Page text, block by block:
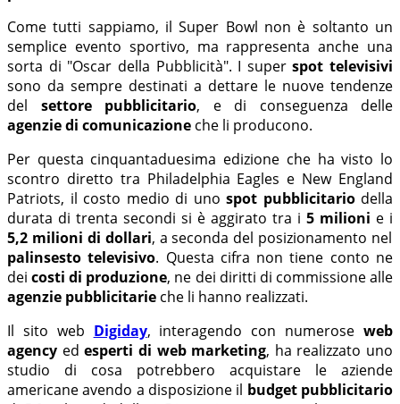
Come tutti sappiamo, il Super Bowl non è soltanto un
semplice evento sportivo, ma rappresenta anche una
sorta di "Oscar della Pubblicità". I superspot televisivi
sono da sempre destinati a dettare le nuove tendenze
del settore pubblicitario, e di conseguenza delle
agenzie di comunicazione che li producono.
Per questa cinquantaduesima edizione che ha visto lo
scontro diretto tra Philadelphia Eagles e New England
Patriots, il costo medio di uno spot pubblicitariodella
durata di trenta secondi si è aggirato tra i 5 milioni e i
5,2 milioni di dollari, a seconda del posizionamento nel
palinsesto televisivo. Questa cifra non tiene conto ne
deicosti di produzione, ne dei diritti di commissione alle
agenzie pubblicitarie che li hanno realizzati.
Il sito web Digiday, interagendo con numeroseweb
agency edesperti di web marketing, ha realizzato uno
studio di cosa potrebbero acquistare le aziende
americane avendo a disposizione il budget pubblicitario